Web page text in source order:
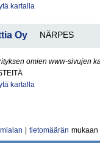
kartalla
Oy NÄRPES
omien www-sivujen
kartalla
tietomäärän mukaan